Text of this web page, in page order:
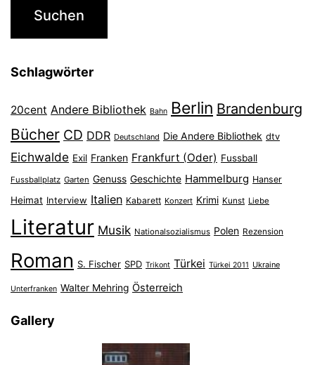
Schlagwörter
20cent Andere Bibliothek Bahn Berlin Brandenburg
Bücher CD DDR Deutschland Die Andere Bibliothek dtv
Eichwalde Exil Franken Frankfurt (Oder) Fussball
Fussballplatz Garten Genuss Geschichte Hammelburg Hanser
Heimat Interview Italien Kabarett Konzert Krimi Kunst Liebe
Literatur Musik Nationalsozialismus Polen Rezension
Roman S. Fischer SPD Trikont Türkei Türkei 2011 Ukraine
Unterfranken Walter Mehring Österreich
Gallery